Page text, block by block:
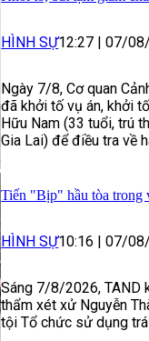
HÌNH SỰ12:27 | 07/
Ngày 7/8, Cơ quan
đã khởi tố vụ án, khởi
Hữu Nam (33 tuổi, trú
Gia Lai) để điều tra về
Tiến "Bịp" hầu tòa trong
HÌNH SỰ10:16 | 07/
Sáng 7/8/2026, TAND
thẩm xét xử Nguyễn
tội Tổ chức sử dụng